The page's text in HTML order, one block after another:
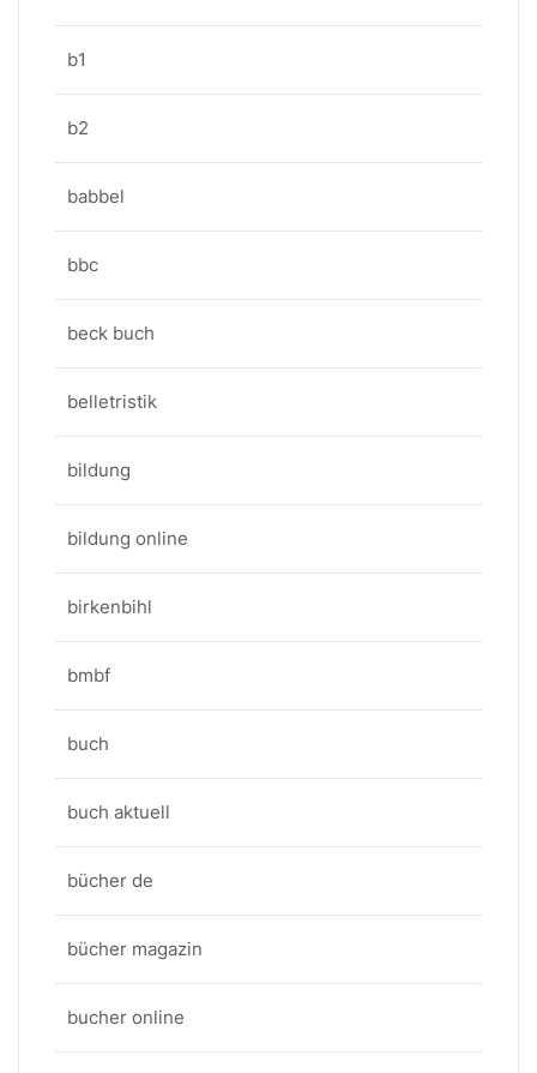
b1
b2
babbel
bbc
beck buch
belletristik
bildung
bildung online
birkenbihl
bmbf
buch
buch aktuell
bücher de
bücher magazin
bucher online